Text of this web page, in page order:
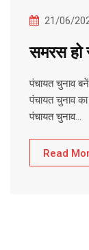
21/06/
समरस हो
पंचायत चुनाव
पंचायत चुनाव
पंचायत चुनाव…
Read